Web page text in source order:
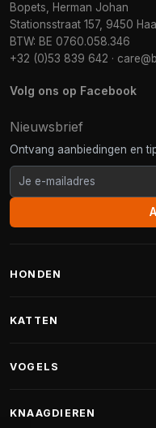
Bopets, Herman Johan
Stationsstraat 157, 9450
BTW: BE 0760.058.346
+32 (0)53 839 642 ·
Volg ons op Facebook
Nieuwsbrief
Ontvang aanbiedingen en
HONDEN
Fantail hondenmanden
KATTEN
Krabpalen voor Maine Coon
VOGELS
KNAAGDIEREN